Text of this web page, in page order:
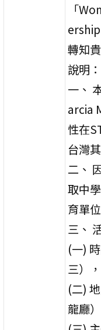
「
轉知
說明：
一、
arcia
性在
台灣
二、
取中
育單
三、
(一)
三）
(二)
龍廳